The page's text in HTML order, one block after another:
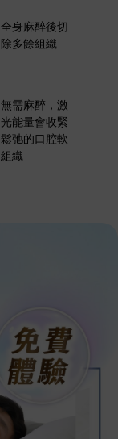
全身麻醉後切
除多餘組織
無需麻醉，激
光能量會收緊
鬆弛的口腔軟
組織